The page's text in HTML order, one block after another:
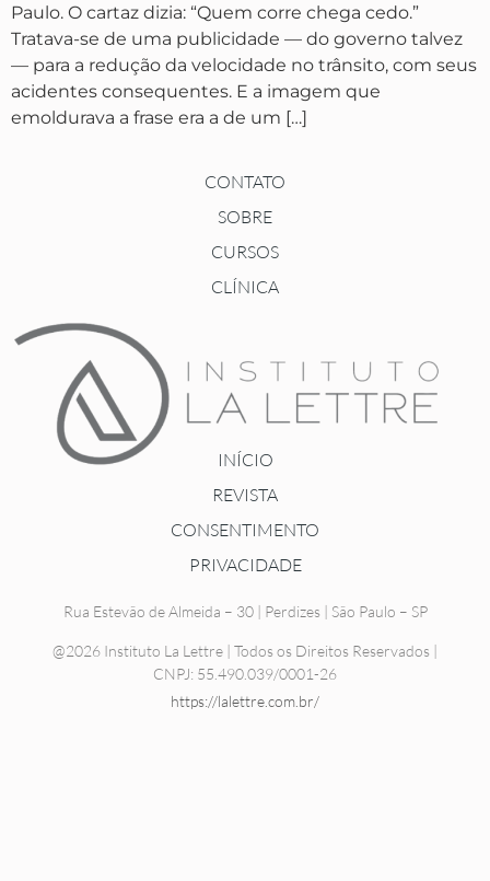
Paulo. O cartaz dizia: “Quem corre chega cedo.”
Tratava-se de uma publicidade — do governo talvez
— para a redução da velocidade no trânsito, com seus
acidentes consequentes. E a imagem que
emoldurava a frase era a de um […]
CONTATO
SOBRE
CURSOS
CLÍNICA
INÍCIO
REVISTA
CONSENTIMENTO
PRIVACIDADE
Rua Estevão de Almeida – 30 | Perdizes | São Paulo – SP
@2026 Instituto La Lettre | Todos os Direitos Reservados |
CNPJ: 55.490.039/0001-26
https://lalettre.com.br/